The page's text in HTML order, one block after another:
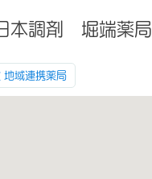
本調剤 堀端薬局
地域連携薬局